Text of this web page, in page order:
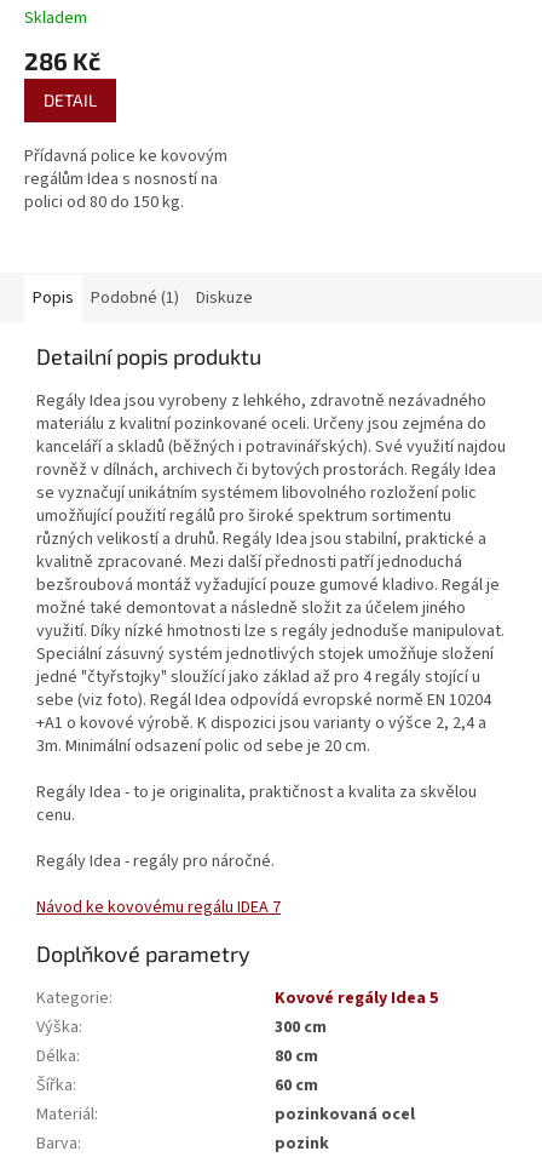
Skladem
286 Kč
DETAIL
Přídavná police ke kovovým
regálům Idea s nosností na
polici od 80 do 150 kg.
Popis Podobné (1) Diskuze
Detailní popis produktu
Regály Idea jsou vyrobeny z lehkého, zdravotně nezávadného
materiálu z kvalitní pozinkované oceli. Určeny jsou zejména do
kanceláří a skladů (běžných i potravinářských). Své využití najdou
rovněž v dílnách, archivech či bytových prostorách. Regály Idea
se vyznačují unikátním systémem libovolného rozložení polic
umožňující použití regálů pro široké spektrum sortimentu
různých velikostí a druhů. Regály Idea jsou stabilní, praktické a
kvalitně zpracované. Mezi další přednosti patří jednoduchá
bezšroubová montáž vyžadující pouze gumové kladivo. Regál je
možné také demontovat a následně složit za účelem jiného
využití. Díky nízké hmotnosti lze s regály jednoduše manipulovat.
Speciální zásuvný systém jednotlivých stojek umožňuje složení
jedné "čtyřstojky" sloužící jako základ až pro 4 regály stojící u
sebe (viz foto). Regál Idea odpovídá evropské normě EN 10204
+A1 o kovové výrobě. K dispozici jsou varianty o výšce 2, 2,4 a
3m. Minimální odsazení polic od sebe je 20 cm.
Regály Idea - to je originalita, praktičnost a kvalita za skvělou
cenu.
Regály Idea - regály pro náročné.
Návod ke kovovému regálu IDEA 7
Doplňkové parametry
Kategorie:
Kovové regály Idea 5
Výška:
300 cm
Délka:
80 cm
Šířka:
60 cm
Materiál:
pozinkovaná ocel
Barva:
pozink